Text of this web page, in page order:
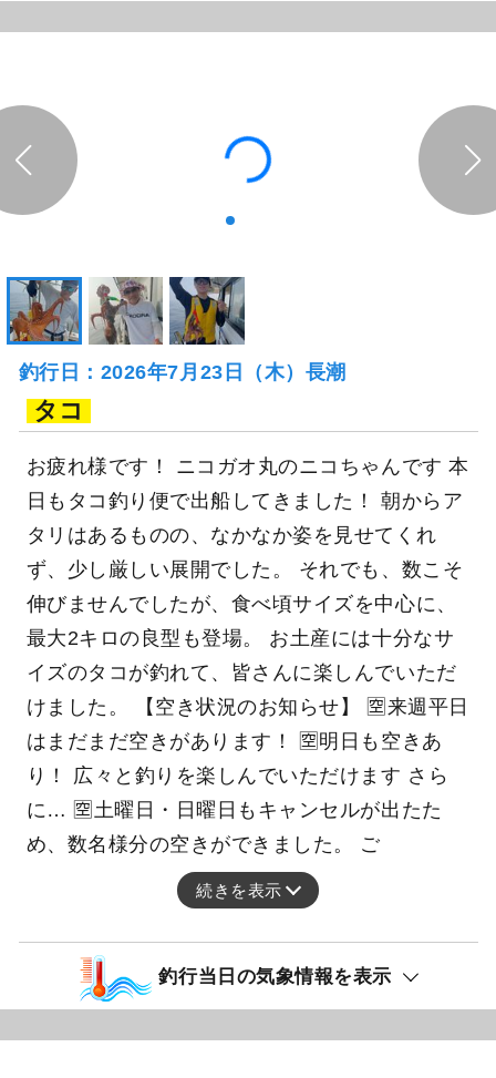
釣行日：2026年7月23日（木）長潮
タコ
お疲れ様です！ ニコガオ丸のニコちゃんです 本
日もタコ釣り便で出船してきました！ 朝からア
タリはあるものの、なかなか姿を見せてくれ
ず、少し厳しい展開でした。 それでも、数こそ
伸びませんでしたが、食べ頃サイズを中心に、
最大2キロの良型も登場。 お土産には十分なサ
イズのタコが釣れて、皆さんに楽しんでいただ
けました。 【空き状況のお知らせ】 🈳来週平日
はまだまだ空きがあります！ 🈳明日も空きあ
り！ 広々と釣りを楽しんでいただけます さら
に… 🈳土曜日・日曜日もキャンセルが出たた
め、数名様分の空きができました。 ご
続きを表示
釣行当日の気象情報を表示